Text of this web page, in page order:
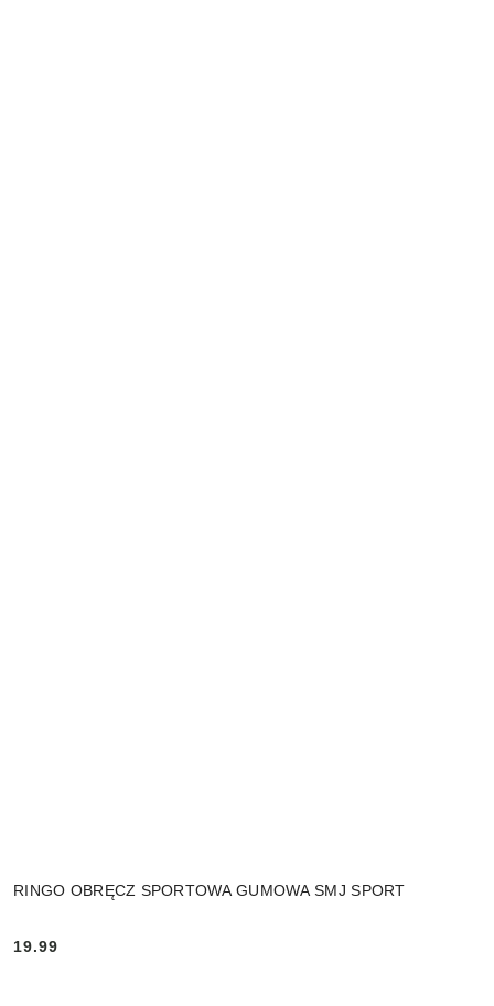
RINGO OBRĘCZ SPORTOWA GUMOWA SMJ SPORT
Cena:
19.99